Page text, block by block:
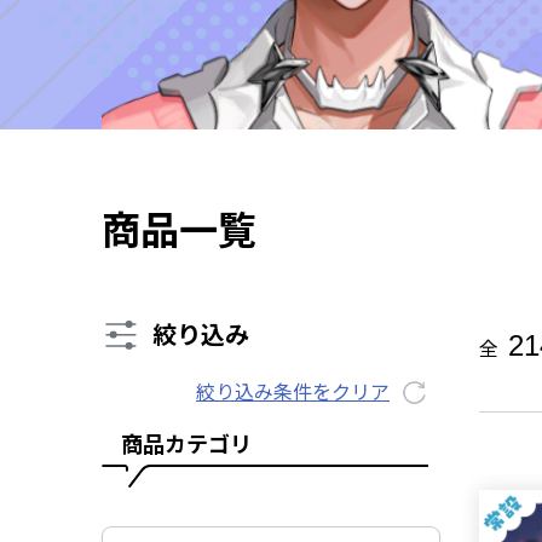
商品一覧
絞り込み
絞り込み条件をクリア
商品カテゴリ
全